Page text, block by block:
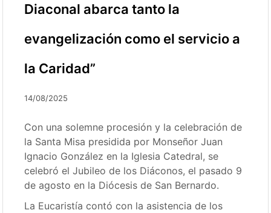
Diaconal abarca tanto la
evangelización como el servicio a
la Caridad”
14/08/2025
Con una solemne procesión y la celebración de
la Santa Misa presidida por Monseñor Juan
Ignacio González en la Iglesia Catedral, se
celebró el Jubileo de los Diáconos, el pasado 9
de agosto en la Diócesis de San Bernardo.
La Eucaristía contó con la asistencia de los